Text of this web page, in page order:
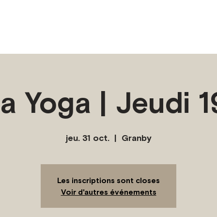
Yoga | Jeudi
jeu. 31 oct.
  |
Granby
Les inscriptions sont closes
Voir d'autres événements